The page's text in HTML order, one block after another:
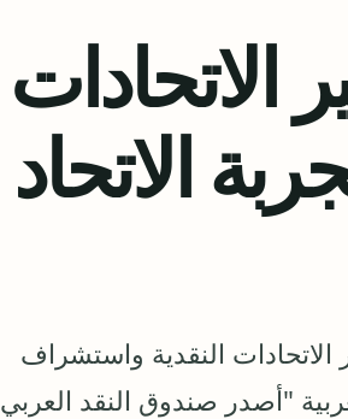
الاتحادات
الاتحاد
النقدية واستشراف
"أصدر صندوق النقد العربي